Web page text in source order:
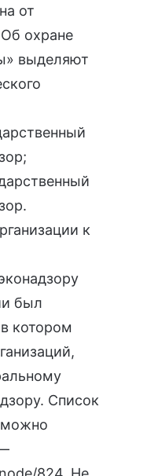
от
охране
выделяют
к
был
котором
Список
можно